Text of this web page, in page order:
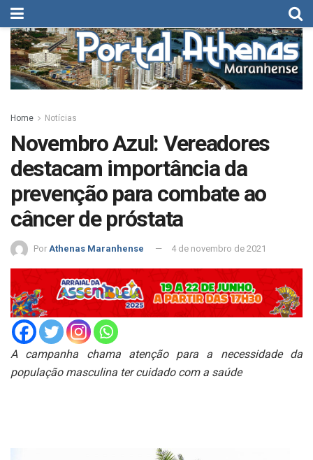
Home Notícias
Novembro Azul: Vereadores
destacam importância da
prevenção para combate ao
câncer de próstata
Por Athenas Maranhense 4 de novembro de 2021
A campanha chama atenção para a necessidade da
população masculina ter cuidado com a saúde